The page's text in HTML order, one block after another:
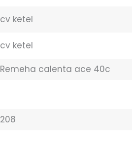
cv ketel
cv ketel
Remeha calenta ace 40c
208